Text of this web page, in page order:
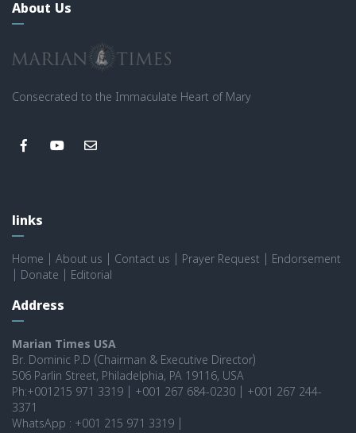
About Us
Consecrated to the Immaculate Heart of Mary
links
Home About us Contact us Prayer Request
Endorsement
Donate Editorial
Address
Marian Times USA
Br. Dominic P.D (Chairman & Executive Director)
506 Parlin Street, Philadelphia, PA 19116, USA
Ph:+001215 971 3319 | +001 267 684-0230 | +001 267 244-
3371
WhatsApp : +001 215 971 3319 |